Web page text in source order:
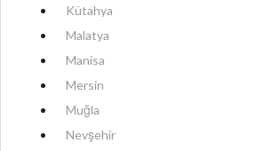
Kütahya
Malatya
Manisa
Mersin
Muğla
Nevşehir